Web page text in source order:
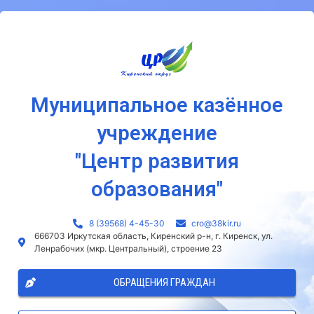
Муниципальное казённое
учреждение
"Центр развития
образования"
8 (39568) 4-45-30
сro@38kir.ru
666703 Иркутская область, Киренский р-н, г. Киренск, ул.
Ленрабочих (мкр. Центральный), строение 23
ОБРАЩЕНИЯ ГРАЖДАН